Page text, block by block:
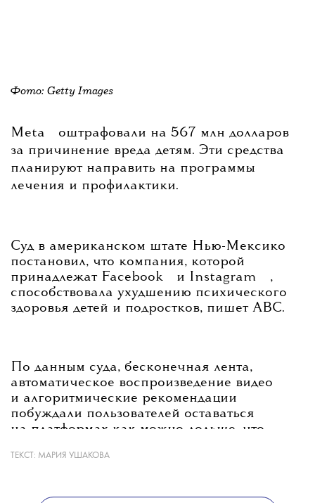
Фото: Getty Images
Meta
оштрафовали на 567 млн долларов
за причинение вреда детям. Эти средства
планируют направить на программы
лечения и профилактики.
Суд в американском штате Нью-Мексико
постановил, что компания, которой
принадлежатFacebook и Instagram
,
способствовала ухудшению психического
здоровья детей и подростков, пишет ABC.
По данным суда, бесконечная лента,
автоматическое воспроизведение видео
и алгоритмические рекомендации
побуждали пользователей оставаться
на платформах как можно дольше, что
тревожности, депрессии и расстройствам
ТЕКСТ: МАРИЯ УШАКОВА